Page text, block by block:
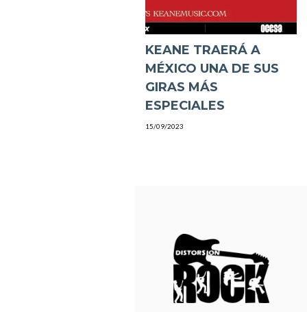
KEANE TRAERÁ A
MÉXICO UNA DE SUS
GIRAS MÁS
ESPECIALES
15/09/2023